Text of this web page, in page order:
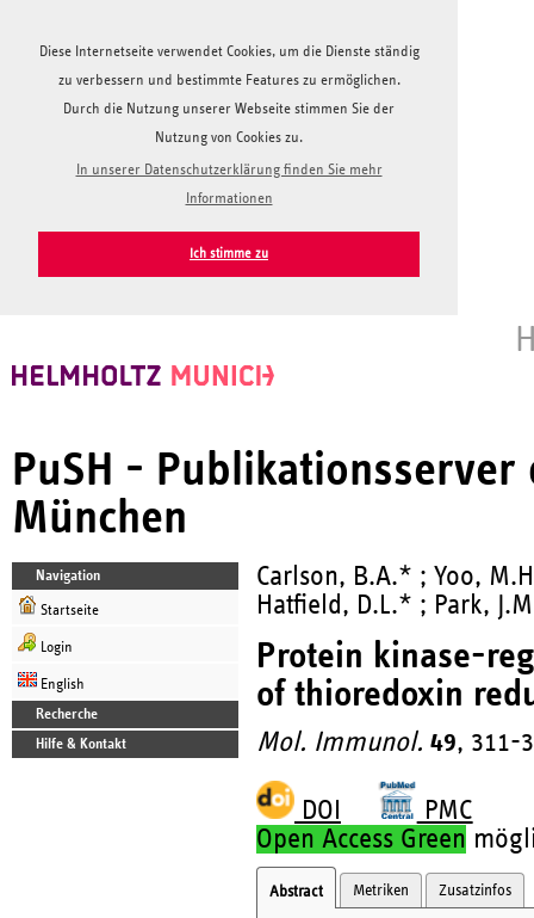
Diese Internetseite verwendet Cookies, um die Dienste ständig
zu verbessern und bestimmte Features zu ermöglichen.
Durch die Nutzung unserer Webseite stimmen Sie der
Nutzung von Cookies zu.
In unserer Datenschutzerklärung finden Sie mehr
Informationen
Ich stimme zu
PuSH -
München
Navigation
Startseite
Login
English
Recherche
Hilfe & Kontakt
Carlson, B.A.* ; Yoo,
Hatfield, D.L.* ; Park,
Protein kinase-
of thioredoxin
Mol. Immunol. 49, 311-
DOI
PMC
Open Access Green
Abstract Metriken Zusatzinfos